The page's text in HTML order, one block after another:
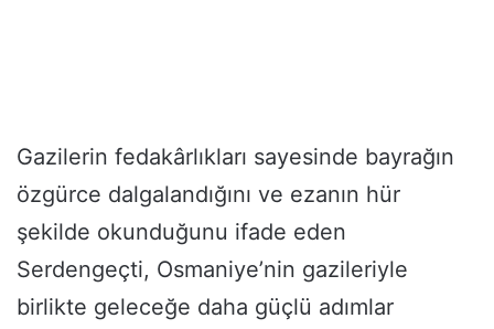
Gazilerin fedakârlıkları sayesinde bayrağın
özgürce dalgalandığını ve ezanın hür
şekilde okunduğunu ifade eden
Serdengeçti, Osmaniye’nin gazileriyle
birlikte geleceğe daha güçlü adımlar